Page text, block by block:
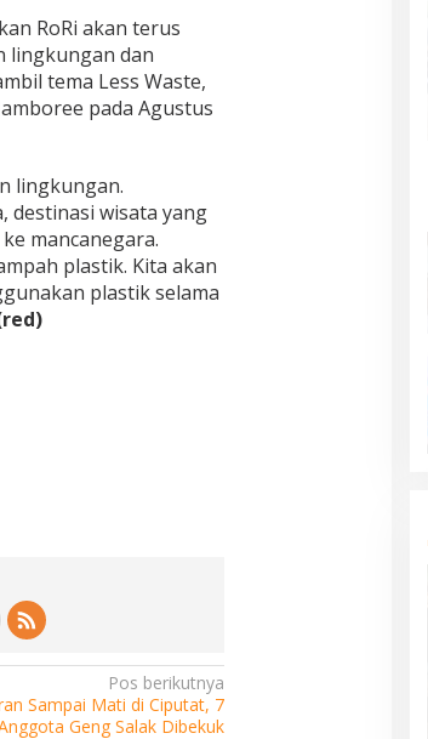
RoRi akan terus
lingkungan dan
tema Less Waste,
pada Agustus
lingkungan.
destinasi wisata yang
mancanegara.
plastik. Kita akan
plastik selama
Pos berikutnya
Sampai Mati di Ciputat, 7
Geng Salak Dibekuk